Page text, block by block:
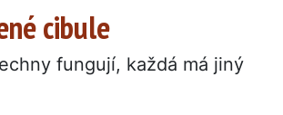
cibule
fungují, každá má jiný